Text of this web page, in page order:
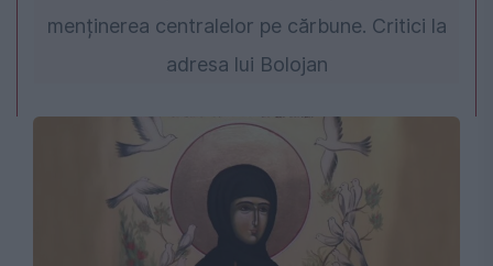
menținerea centralelor pe cărbune. Critici la
adresa lui Bolojan